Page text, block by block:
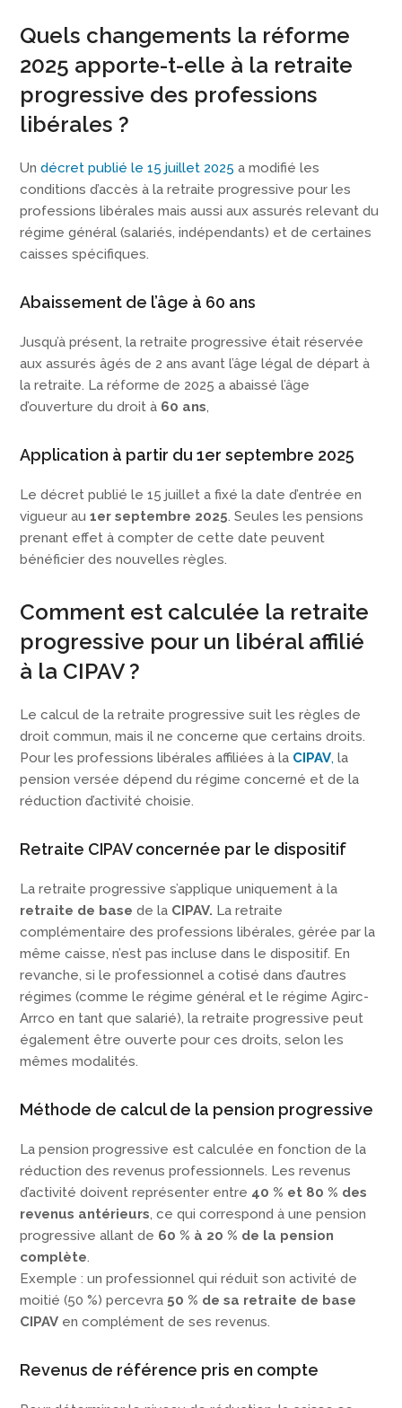
Quels changements la réforme
2025 apporte-t-elle à la retraite
progressive des professions
libérales ?
Undécret publié le 15 juillet 2025 a modifié les
conditions d’accès à la retraite progressive pour les
professions libérales mais aussi aux assurés relevant du
régime général (salariés, indépendants) et de certaines
caisses spécifiques.
Abaissement de l’âge à 60 ans
Jusqu’à présent, la retraite progressive était réservée
aux assurés âgés de 2 ans avant l’âge légal de départ à
la retraite. La réforme de 2025 a abaissé l’âge
d’ouverture du droit à 60 ans,
Application à partir du 1er septembre 2025
Le décret publié le 15 juillet a fixé la date d’entrée en
vigueur au1er septembre 2025. Seules les pensions
prenant effet à compter de cette date peuvent
bénéficier des nouvelles règles.
Comment est calculée la retraite
progressive pour un libéral affilié
à la CIPAV ?
Le calcul de la retraite progressive suit les règles de
droit commun, mais il ne concerne que certains droits.
Pour les professions libérales affiliées à la CIPAV, la
pension versée dépend du régime concerné et de la
réduction d’activité choisie.
Retraite CIPAV concernée par le dispositif
La retraite progressive s’applique uniquement à la
retraite de basede la CIPAV. La retraite
complémentaire des professions libérales, gérée par la
même caisse, n’est pas incluse dans le dispositif. En
revanche, si le professionnel a cotisé dans d’autres
régimes (comme le régime général et le régime Agirc-
Arrco en tant que salarié), la retraite progressive peut
également être ouverte pour ces droits, selon les
mêmes modalités.
Méthode de calcul de la pension progressive
La pension progressive est calculée en fonction de la
réduction des revenus professionnels. Les revenus
d’activité doivent représenter entre 40 % et 80 % des
revenus antérieurs, ce qui correspond à une pension
progressive allant de 60 % à 20 % de la pension
complète.
Exemple : un professionnel qui réduit son activité de
moitié (50 %) percevra 50 % de sa retraite de base
CIPAV en complément de ses revenus.
Revenus de référence pris en compte